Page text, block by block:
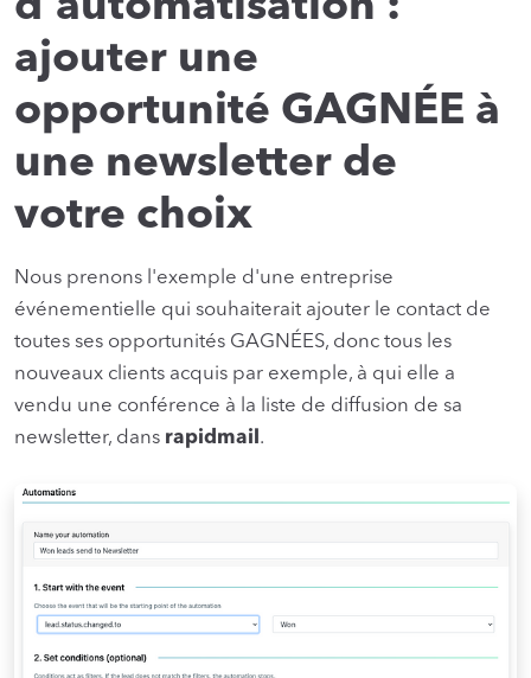
ajouter une
opportunité GAGNÉE à
une newsletter de
votre choix
Nous prenons l'exemple d'une entreprise
événementielle qui souhaiterait ajouter le contact de
toutes ses opportunités GAGNÉES, donc tous les
nouveaux clients acquis par exemple, à qui elle a
vendu une conférence à la liste de diffusion de sa
newsletter, dans rapidmail .